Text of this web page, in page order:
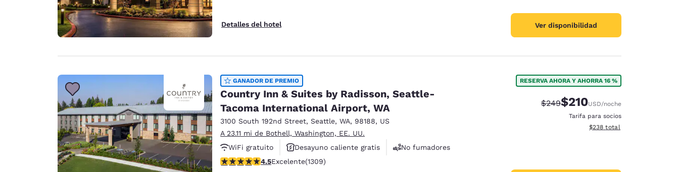
English
Ireland
English
Asia-Pacífico
Australia
English
India
English
Detalles del hotel Ver disponibilidad
GANADOR DE PREMIO
Country Inn & Suites by Radisson, Seattle-
Tacoma International Airport, WA
3100 South 192nd Street, Seattle, WA, 98188, US
A 23.11 mi de Bothell, Washington, EE. UU.
WiFi gratuito
Desayuno caliente gratis
No fumadores
calificación de 4.45 estrellas. Excelente. 1309 reseñas
4.5Excelente(1309)
RESERVA AHORA Y AHORRA 16 %
Precio tachado:
$249Precio con descuento:
$210USD/noche
Tarifa para socios
Ver detalles del total
$238 total